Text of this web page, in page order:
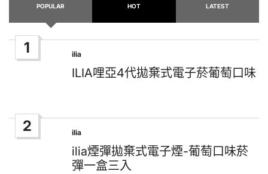
POPULAR HOT LATEST
1
Posted
in
ilia
ILIA哩亞4代拋棄式電子菸葡萄口味
2
Posted
in
ilia
ilia煙彈拋棄式電子煙-葡萄口味菸
彈一盒三入